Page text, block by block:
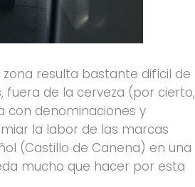
resulta bastante difícil de
fuera de la cerveza (por cierto,
con denominaciones y
la labor de las marcas
(Castillo de Canena) en una
mucho que hacer por esta